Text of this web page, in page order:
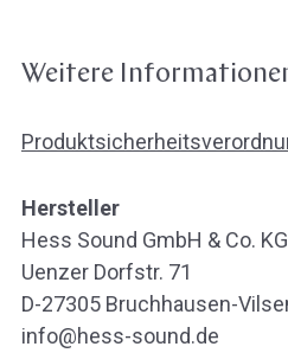
Weitere
Hersteller
Hess Sound GmbH & Co. KG
Uenzer Dorfstr. 71
D-27305 Bruchhausen-
info@hess-sound.de